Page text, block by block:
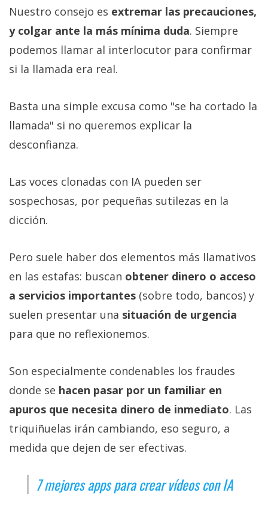
Nuestro consejo es extremar las precauciones,
y colgar ante la más mínima duda. Siempre
podemos llamar al interlocutor para confirmar
si la llamada era real.
Basta una simple excusa como "se ha cortado la
llamada" si no queremos explicar la
desconfianza.
Las voces clonadas con IA pueden ser
sospechosas, por pequeñas sutilezas en la
dicción.
Pero suele haber dos elementos más llamativos
en las estafas: buscan obtener dinero o acceso
a servicios importantes (sobre todo, bancos) y
suelen presentar una situación de urgencia
para que no reflexionemos.
Son especialmente condenables los fraudes
donde se hacen pasar por un familiar en
apuros que necesita dinero de inmediato. Las
triquiñuelas irán cambiando, eso seguro, a
medida que dejen de ser efectivas.
7 mejores apps para crear vídeos con IA